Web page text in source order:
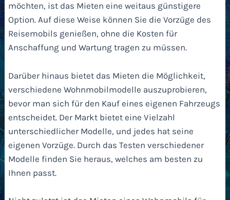
möchten, ist das Mieten eine weitaus günstigere
Option. Auf diese Weise können Sie die Vorzüge des
Reisemobils genießen, ohne die Kosten für
Anschaffung und Wartung tragen zu müssen.
Darüber hinaus bietet das Mieten die Möglichkeit,
verschiedene Wohnmobilmodelle auszuprobieren,
bevor man sich für den Kauf eines eigenen Fahrzeugs
entscheidet. Der Markt bietet eine Vielzahl
unterschiedlicher Modelle, und jedes hat seine
eigenen Vorzüge. Durch das Testen verschiedener
Modelle finden Sie heraus, welches am besten zu
Ihnen passt.